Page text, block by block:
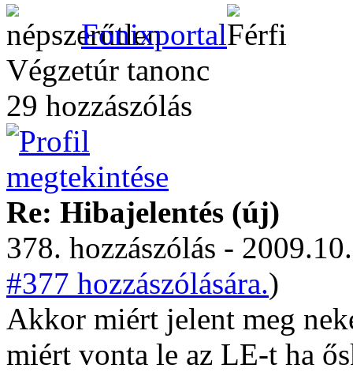
Fonixportal
Végzetúr tanonc
29 hozzászólás
Re: Hibajelentés (új)
378. hozzászólás -
#377 hozzászólására.)
Akkor miért jelent meg
miért vonta le az LE-t ha